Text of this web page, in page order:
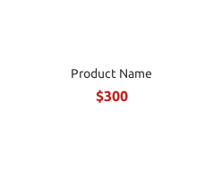
Product Name
$300